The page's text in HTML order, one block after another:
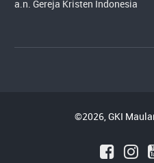
a.n. Gereja Kristen Indonesia
©2026, GKI